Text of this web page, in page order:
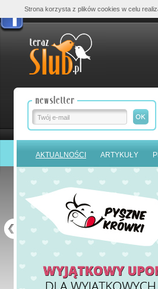
AKTUALNOŚCI ARTYKUŁY
Strona korzysta z plików cookies w celu